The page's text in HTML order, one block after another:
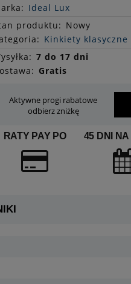
Ideal Lux
produktu: Nowy
Kinkiety klasyczne
7 do 17 dni
Gratis
Aktywne progi rabatowe
odbierz zniżkę
RATY PAY PO 45 DNI